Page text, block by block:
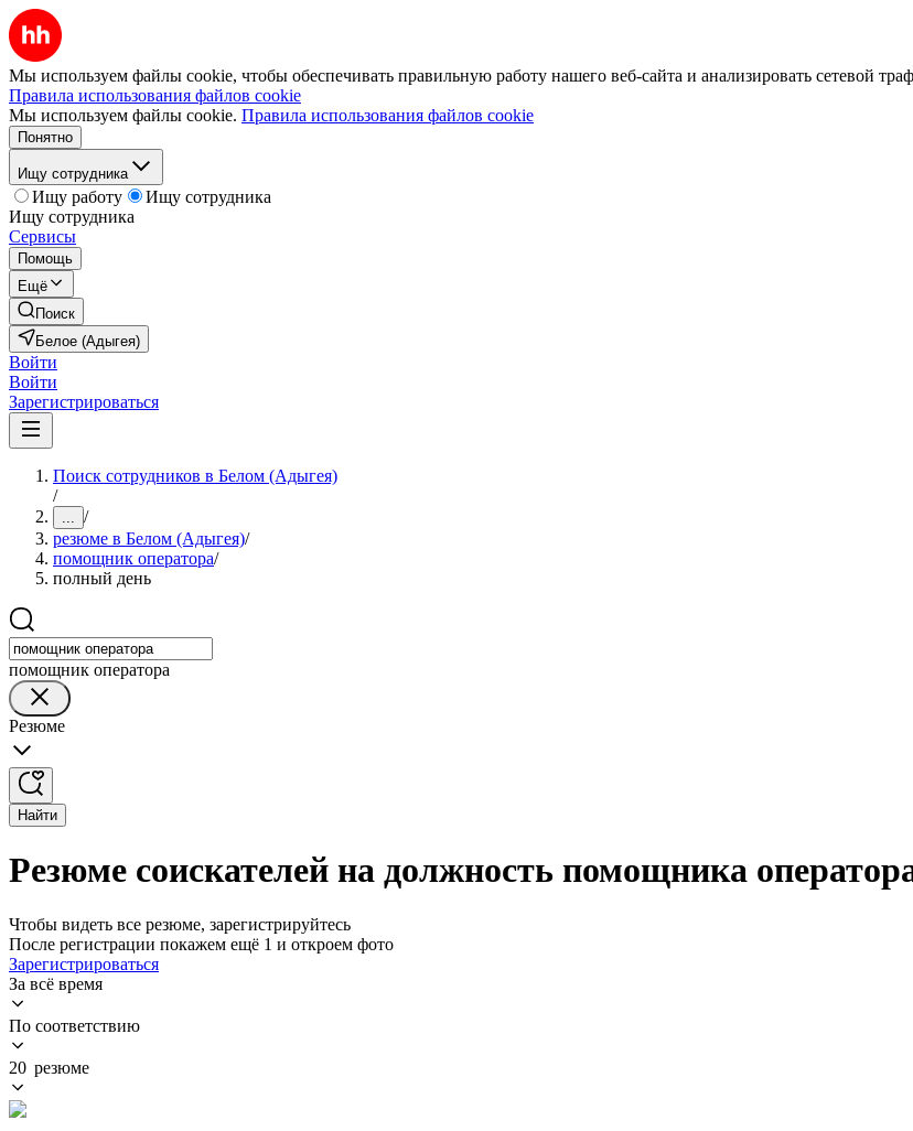
Мы используем файлы cookie, чтобы обеспечивать правильную работу нашего веб-сайта и анализировать сетевой
Правила использования файлов cookie
Мы используем файлы cookie. Правила использования файлов cookie
Понятно
Ищу сотрудника
Ищу работу
Ищу сотрудника
Ищу сотрудника
Сервисы
Помощь
Ещё
Поиск
Белое (Адыгея)
Войти
Войти
Зарегистрироваться
Поиск сотрудников в Белом (Адыгея)
/
... /
резюме в Белом (Адыгея)/
помощник оператора/
полный день
помощник оператора
Резюме
Найти
Резюме соискателей на должность помощника
Чтобы видеть все резюме, зарегистрируйтесь
После регистрации покажем ещё 1 и откроем фото
Зарегистрироваться
За всё время
По соответствию
20 резюме